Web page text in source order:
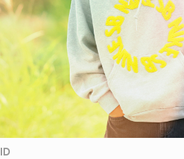
ID